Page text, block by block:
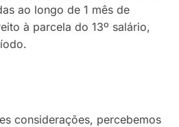
ao longo de 1 mês de
à parcela do 13º salário,
considerações, percebemos